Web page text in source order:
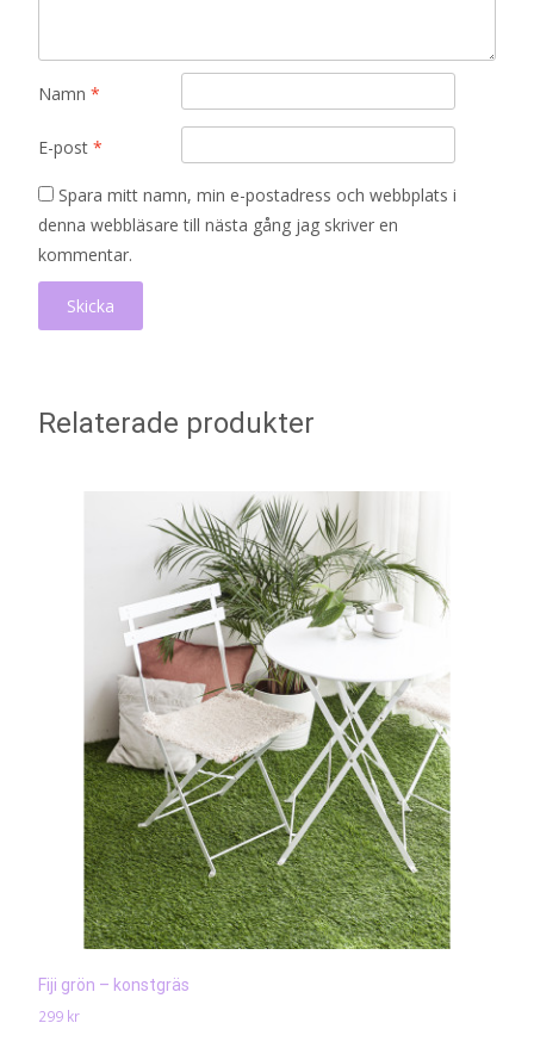
Namn *
E-post *
Spara mitt namn, min e-postadress och webbplats i
denna webbläsare till nästa gång jag skriver en
kommentar.
Relaterade produkter
Fiji grön – konstgräs
299 kr